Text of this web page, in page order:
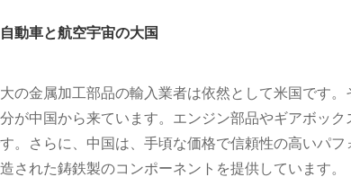
動車と航空宇宙の大国
の金属加工部品の輸入業者は依然として米国です
が中国から来ています。エンジン部品やギアボッ
。さらに、中国は、手頃な価格で信頼性の高いパ
された鋳鉄製のコンポーネントを提供しています。